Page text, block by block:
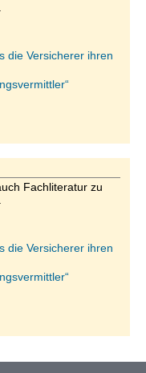
die Versicherer ihren
Fachliteratur zu
die Versicherer ihren